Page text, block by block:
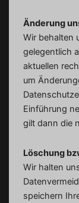
Änderung
Wir behalten
gelegentlich
aktuellen
um
Einführung
gilt dann die
Löschung
Wir halten
speichern